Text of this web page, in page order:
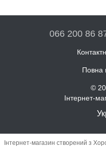
066 200 86
Повна
©
Інтернет-
Інтернет-магазин створений з